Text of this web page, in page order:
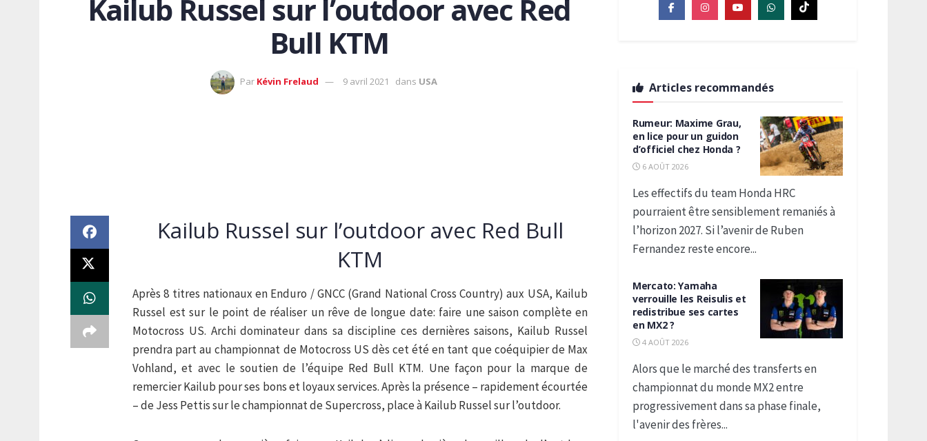
Kailub Russel sur l’outdoor avec Red
Bull KTM
Par Kévin Frelaud 9 avril 2021 dans USA
Kailub Russel sur l’outdoor avec Red Bull
KTM
Après 8 titres nationaux en Enduro / GNCC (Grand National Cross Country) aux USA, Kailub
Russel est sur le point de réaliser un rêve de longue date: faire une saison complète en
Motocross US. Archi dominateur dans sa discipline ces dernières saisons, Kailub Russel
prendra part au championnat de Motocross US dès cet été en tant que coéquipier de Max
Vohland, et avec le soutien de l’équipe Red Bull KTM. Une façon pour la marque de
remercier Kailub pour ses bons et loyaux services. Après la présence – rapidement écourtée
– de Jess Pettis sur le championnat de Supercross, place à Kailub Russel sur l’outdoor.
Articles recommandés
Rumeur: Maxime Grau,
en lice pour un guidon
d’officiel chez Honda ?
6 AOÛT 2026
Les effectifs du team Honda HRC
pourraient être sensiblement remaniés à
l’horizon 2027. Si l’avenir de Ruben
Fernandez reste encore...
Mercato: Yamaha
verrouille les Reisulis et
redistribue ses cartes
en MX2 ?
4 AOÛT 2026
Alors que le marché des transferts en
championnat du monde MX2 entre
progressivement dans sa phase finale,
l'avenir des frères...